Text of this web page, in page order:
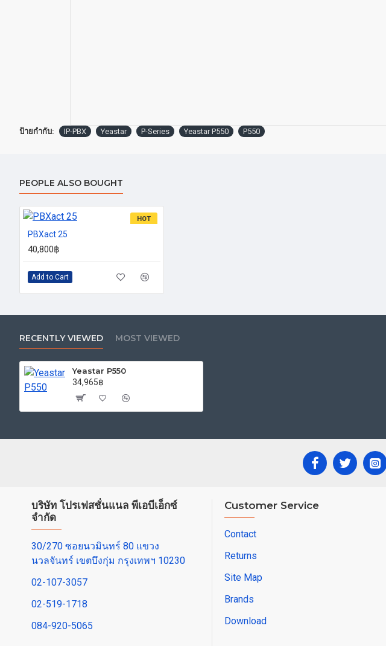
ป้ายกำกับ: IP-PBX Yeastar P-Series Yeastar P550 P550
PEOPLE ALSO BOUGHT
HOT
PBXact 25
40,800฿
Add to Cart
RECENTLY VIEWED MOST VIEWED
Yeastar P550
34,965฿
บริษัท โปรเฟสชั่นแนล พีเอบีเอ็กซ์
จำกัด
30/270 ซอยนวมินทร์ 80 แขวง
นวลจันทร์ เขตบึงกุ่ม กรุงเทพฯ 10230
02-107-3057
02-519-1718
084-920-5065
Customer Service
Contact
Returns
Site Map
Brands
Download